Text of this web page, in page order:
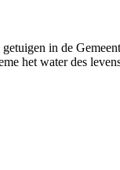
in de
het water des